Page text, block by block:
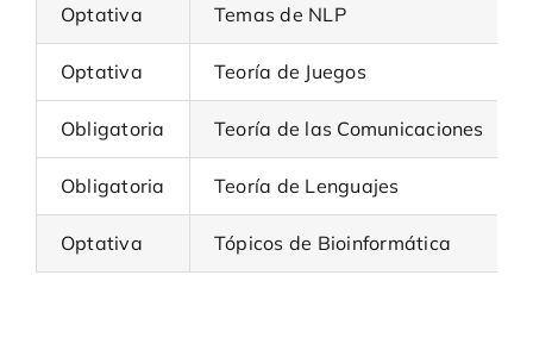
Optativa Temas de NLP
Optativa Teoría de Juegos
Obligatoria Teoría de las Comunicaciones
Obligatoria Teoría de Lenguajes
Optativa Tópicos de Bioinformática